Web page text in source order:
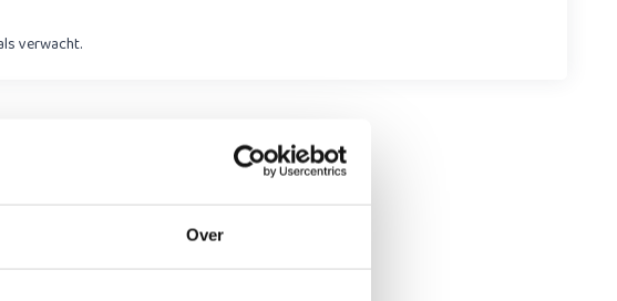
Over
verwacht.